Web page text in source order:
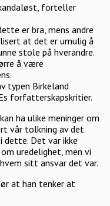
forteller
er bra, mens andre
at det er umulig å
stole på hverandre.
å være
typen Birkeland
forfatterskapskritier.
ha ulike meninger om
vår tolkning av det
dette. Det var ikke
uredelighet, men vi
sitt ansvar det var.
at han tenker at